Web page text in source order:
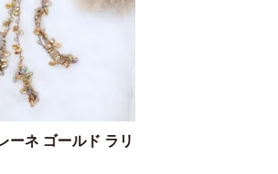
ーネ ゴールド ラリ